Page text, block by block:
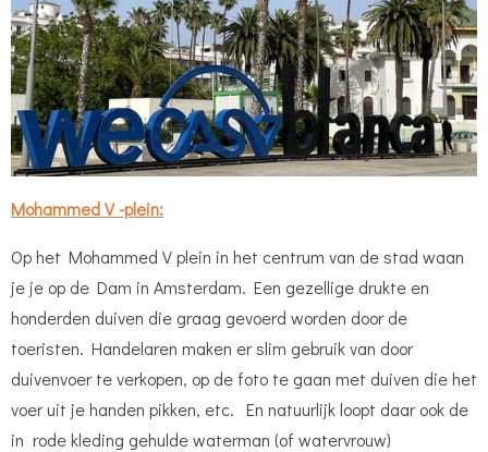
Mohammed V -plein:
Op het Mohammed V plein in het centrum van de stad waan
je je op de Dam in Amsterdam. Een gezellige drukte en
honderden duiven die graag gevoerd worden door de
toeristen. Handelaren maken er slim gebruik van door
duivenvoer te verkopen, op de foto te gaan met duiven die het
voer uit je handen pikken, etc. En natuurlijk loopt daar ook de
in rode kleding gehulde waterman (of watervrouw)